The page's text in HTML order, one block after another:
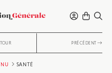
PRÉCÉDENT
SANTÉ